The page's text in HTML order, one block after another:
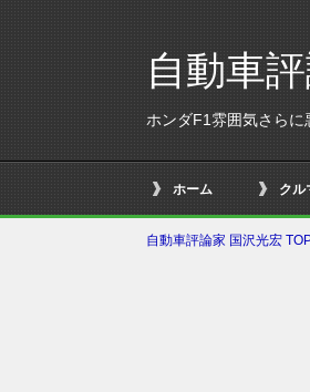
自動車
ホンダF1雰囲気さら
ホーム クル
自動車評論家 国沢光宏